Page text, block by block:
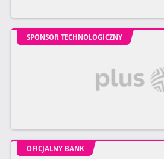
SPONSOR TECHNOLOGICZNY
OFICJALNY BANK